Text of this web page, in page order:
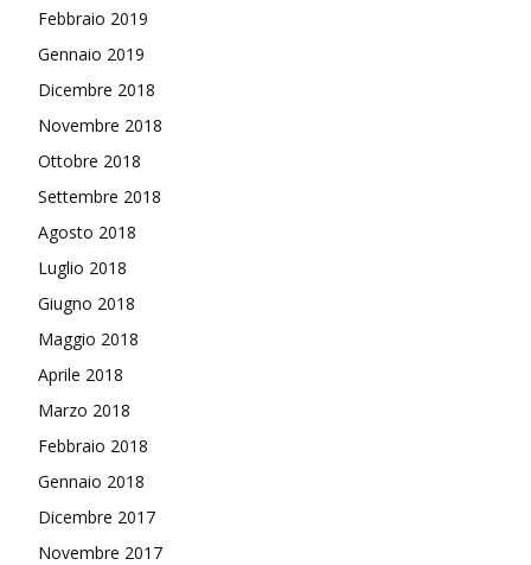
Febbraio 2019
Gennaio 2019
Dicembre 2018
Novembre 2018
Ottobre 2018
Settembre 2018
Agosto 2018
Luglio 2018
Giugno 2018
Maggio 2018
Aprile 2018
Marzo 2018
Febbraio 2018
Gennaio 2018
Dicembre 2017
Novembre 2017